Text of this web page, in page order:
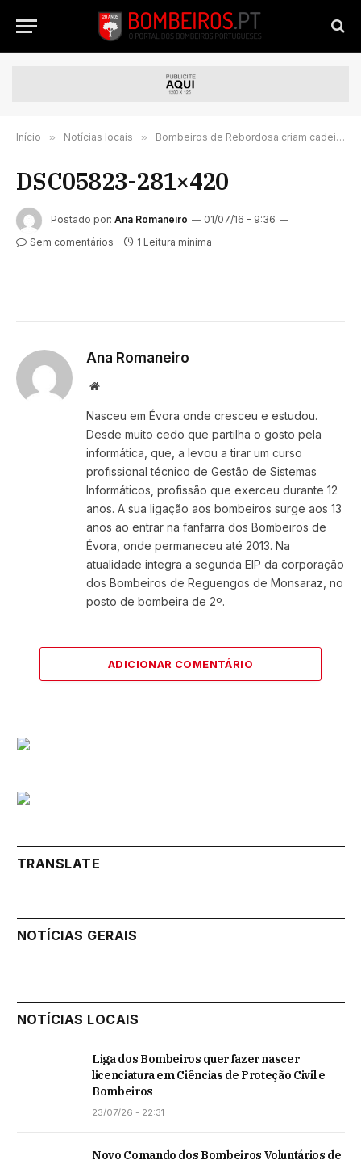
Início » Notícias locais » Bombeiros de Rebordosa criam cadeira de 4,5 metros para promover Bazar do Móvel
DSC05823-281×420
Postado por: Ana Romaneiro
01/07/16 - 9:36
Sem comentários
1 Leitura mínima
Ana Romaneiro
Website
Nasceu em Évora onde cresceu e estudou.
Desde muito cedo que partilha o gosto pela
informática, que, a levou a tirar um curso
profissional técnico de Gestão de Sistemas
Informáticos, profissão que exerceu durante 12
anos. A sua ligação aos bombeiros surge aos 13
anos ao entrar na fanfarra dos Bombeiros de
Évora, onde permaneceu até 2013. Na
atualidade integra a segunda EIP da corporação
dos Bombeiros de Reguengos de Monsaraz, no
posto de bombeira de 2º.
ADICIONAR COMENTÁRIO
TRANSLATE
NOTÍCIAS GERAIS
NOTÍCIAS LOCAIS
Liga dos Bombeiros quer fazer nascer
licenciatura em Ciências de Proteção Civil e
Bombeiros
23/07/26 - 22:31
Novo Comando dos Bombeiros Voluntários de